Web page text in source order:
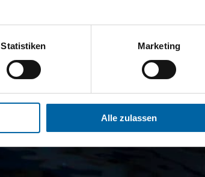
Statistiken Marketing
Alle zulassen